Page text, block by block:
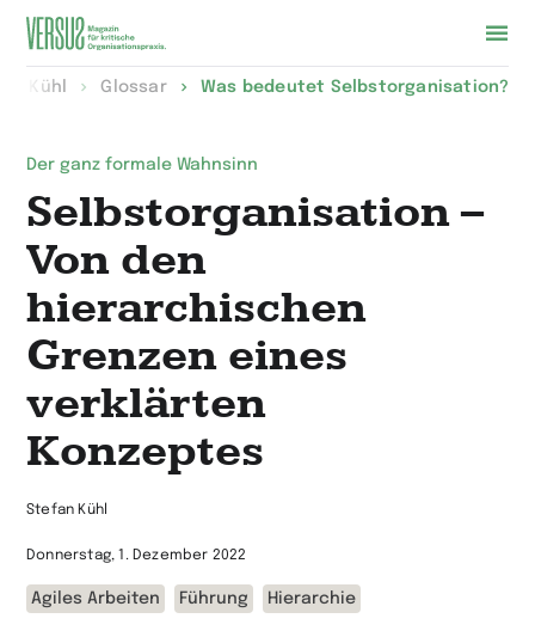
Zur
Kühl Glossar Was bedeutet Selbstorganisation?
Der ganz formale Wahnsinn
Selbstorganisation –
Von den
hierarchischen
Grenzen eines
verklärten
Konzeptes
Stefan Kühl
Donnerstag, 1. Dezember 2022
Agiles Arbeiten Führung Hierarchie